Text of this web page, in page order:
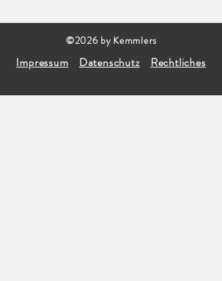
©2026 by Kemmlers
Impressum Datenschutz Rechtliches